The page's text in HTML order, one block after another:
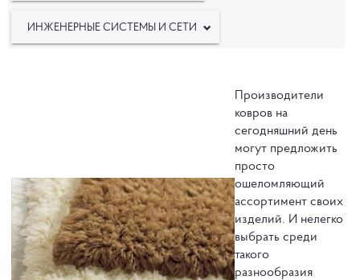
ИНЖЕНЕРНЫЕ СИСТЕМЫ И СЕТИ
Производители
ковров на
сегодняшний день
могут предложить
просто
ошеломляющий
ассортимент своих
изделий. И нелегко
выбрать среди
такого
разнообразия